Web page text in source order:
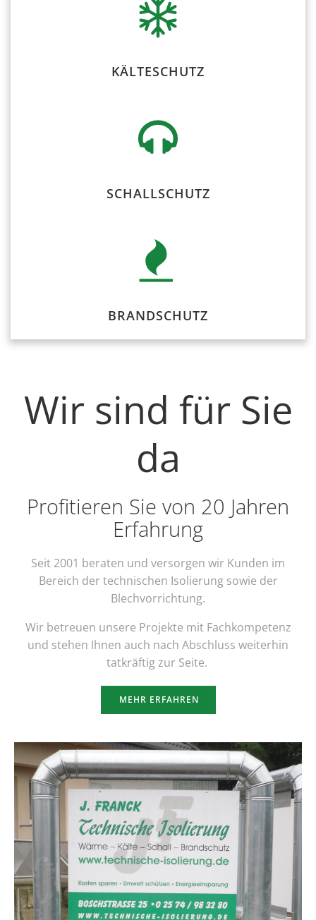
KÄLTESCHUTZ
SCHALLSCHUTZ
BRANDSCHUTZ
Wir sind für Sie
da
Profitieren Sie von 20 Jahren
Erfahrung
Seit 2001 beraten und versorgen wir Kunden im
Bereich der technischen Isolierung sowie der
Blechvorrichtung.
Wir betreuen unsere Projekte mit Fachkompetenz
und stehen Ihnen auch nach Abschluss weiterhin
tatkräftig zur Seite.
MEHR ERFAHREN